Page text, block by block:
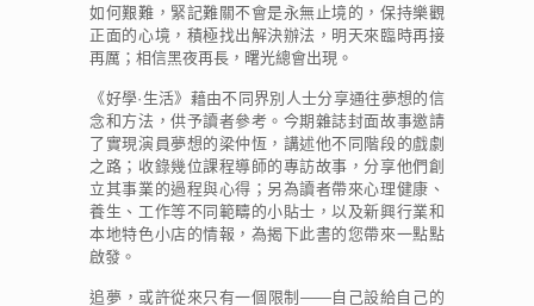
如何艱難，緊記難關不會是永無止境的，保持樂觀
正面的心境，積極找出解決辦法，明天來臨時再接
再厲；相信黑夜再長，曙光總會出現。
《好學·生活》藉由不同界別人士分享通往夢想的信
念和方法，供予讀者參考。今期雜誌封面故事邀請
了實現演員夢想的梁仲恆，講述他不同階段的戲劇
之路；收錄幾位課程導師的專訪故事，分享他們創
立其事業的過程與心得；另為讀者帶來心理健康、
養生、工作等不同範疇的小貼士，以及新興行業和
本地特色小店的情報，為揭下此書的您帶來一點點
啟發。
追夢，或許從來只有一個限制——自己設給自己的